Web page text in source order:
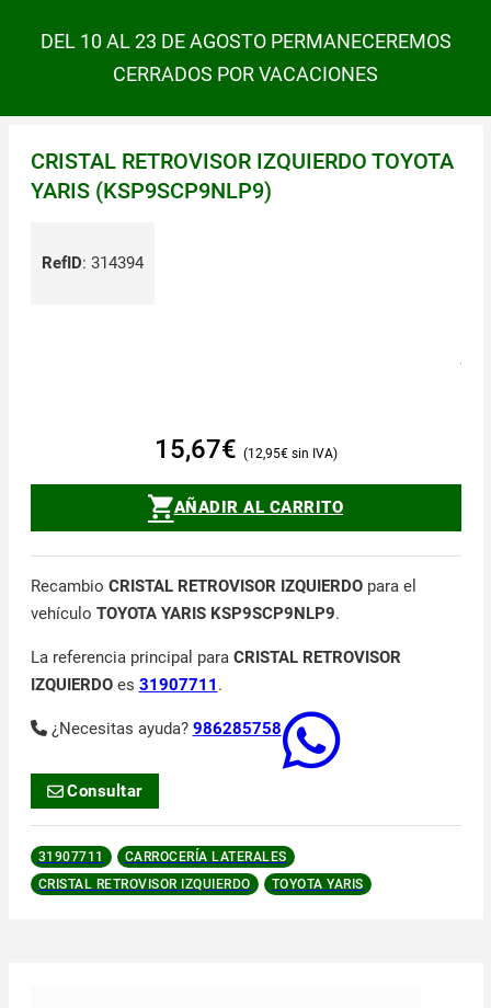
DEL 10 AL 23 DE AGOSTO PERMANECEREMOS
CERRADOS POR VACACIONES
CRISTAL RETROVISOR IZQUIERDO TOYOTA
YARIS (KSP9SCP9NLP9)
RefID: 314394
15,67€ 12,95€
AÑADIR AL CARRITO
Recambio CRISTAL RETROVISOR IZQUIERDOpara el
vehículo TOYOTA YARIS KSP9SCP9NLP9.
La referencia principal para CRISTAL RETROVISOR
IZQUIERDOes 31907711 .
¿Necesitas ayuda? 986285758
Consultar
31907711
CARROCERÍA LATERALES
CRISTAL RETROVISOR IZQUIERDO
TOYOTA YARIS